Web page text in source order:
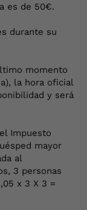
es de 50€.
durante su
momento
la hora oficial
y será
Impuesto
mayor
al
3 personas
x 3 X 3 =